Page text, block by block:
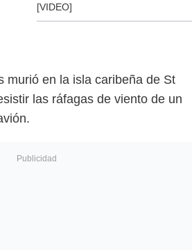
[VIDEO]
murió en la isla caribeña de St
las ráfagas de viento de un